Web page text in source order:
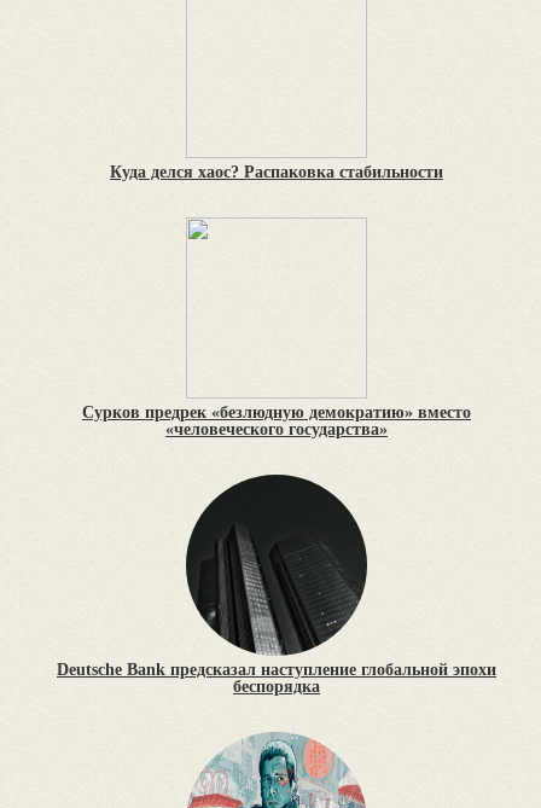
Куда делся хаос? Распаковка стабильности
Сурков предрек «безлюдную демократию» вместо
«человеческого государства»
Deutsche Bank предсказал наступление глобальной эпохи
беспорядка